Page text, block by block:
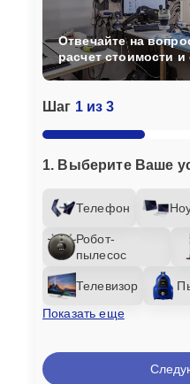
Шаг 1 из 3
1. Выберите Ваше
Телефон
Робот-
пылесос
Телевизор
Показать еще
Отвечайте на
расчет стоимости и